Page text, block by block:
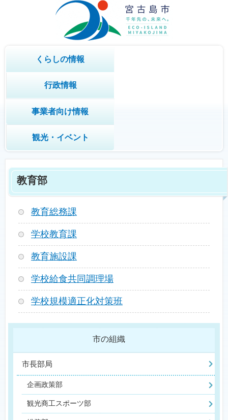
くらしの情報
行政情報
事業者向け情報
観光・イベント
教育部
教育総務課
学校教育課
教育施設課
学校給食共同調理場
学校規模適正化対策班
市の組織
市長部局
企画政策部
観光商工スポーツ部